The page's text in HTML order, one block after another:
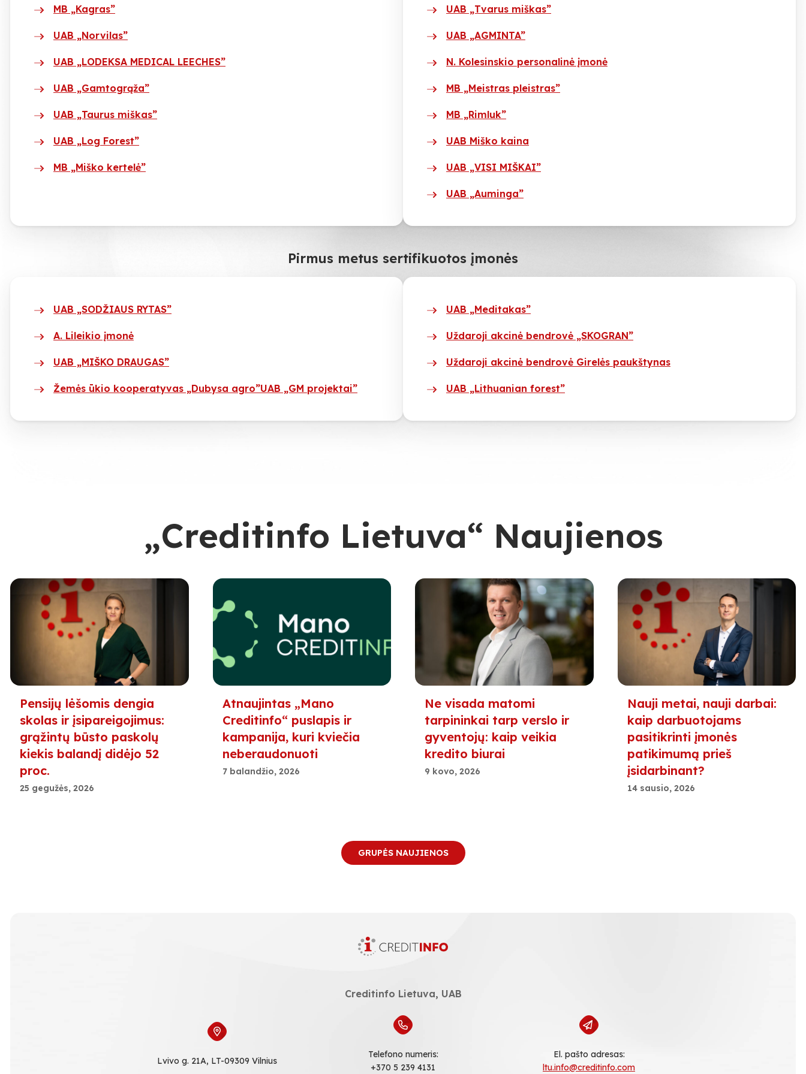
MB „Kagras”
UAB „Norvilas”
UAB „LODEKSA MEDICAL LEECHES”
UAB „Gamtogrąža”
UAB „Taurus miškas”
UAB „Log Forest”
MB „Miško kertelė”
UAB „Tvarus miškas”
UAB „AGMINTA”
N. Kolesinskio personalinė įmonė
MB „Meistras pleistras”
MB „Rimluk”
UAB Miško kaina
UAB „VISI MIŠKAI”
UAB „Auminga”
Pirmus metus sertifikuotos įmonės
UAB „SODŽIAUS RYTAS”
A. Lileikio įmonė
UAB „MIŠKO DRAUGAS”
Žemės ūkio kooperatyvas „Dubysa agro”UAB „GM projektai”
UAB „Meditakas”
Uždaroji akcinė bendrovė „SKOGRAN”
Uždaroji akcinė bendrovė Girelės paukštynas
UAB „Lithuanian forest”
„Creditinfo Lietuva“ Naujienos
Pensijų lėšomis dengia
skolas ir įsipareigojimus:
grąžintų būsto paskolų
kiekis balandį didėjo 52
proc.
25 gegužės, 2026
Atnaujintas „Mano
Creditinfo“ puslapis ir
kampanija, kuri kviečia
neberaudonuoti
7 balandžio, 2026
Ne visada matomi
tarpininkai tarp verslo ir
gyventojų: kaip veikia
kredito biurai
9 kovo, 2026
Nauji metai, nauji darbai:
kaip darbuotojams
pasitikrinti įmonės
patikimumą prieš
įsidarbinant?
14 sausio, 2026
GRUPĖS NAUJIENOS
Creditinfo Lietuva, UAB
Lvivo g. 21A, LT-09309 Vilnius
Telefono numeris:
+370 5 239 4131
El. pašto adresas:
ltu.info@creditinfo.com